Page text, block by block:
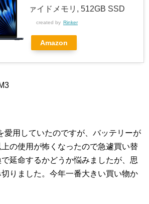
ァイドメモリ, 512GB SSD
created by Rinker
Amazon
愛用していたのですが、バッテリーが
の使用が怖くなったので急遽買い替
延命するかどうか悩みましたが、思
りました。今年一番大きい買い物か